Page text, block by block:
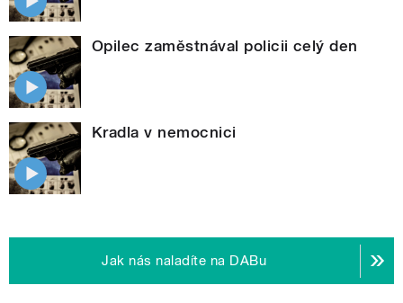
Opilec zaměstnával policii celý den
Kradla v nemocnici
Jak nás naladíte na DABu